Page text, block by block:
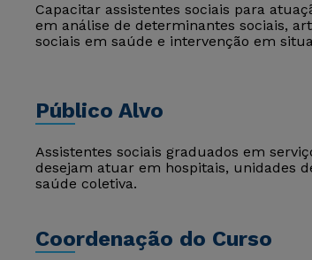
Capacitar assistentes sociais para
em análise de determinantes sociais,
sociais em saúde e intervenção em
Público Alvo
Assistentes sociais graduados em
desejam atuar em hospitais, unidades
saúde coletiva.
Coordenação do Curso